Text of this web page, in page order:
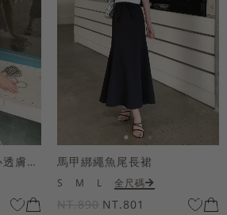
兩件式-肩可調混色背心透膚上衣套組 馬甲綁繩魚尾長裙
S M L 全尺碼
NT.890 NT.801